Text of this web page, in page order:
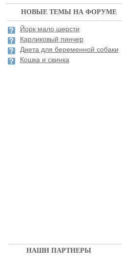
НОВЫЕ ТЕМЫ НА ФОРУМЕ
Йорк мало шерсти
Карликовый пинчер
Диета для беременной собаки
Кошка и свинка
НАШИ ПАРТНЕРЫ